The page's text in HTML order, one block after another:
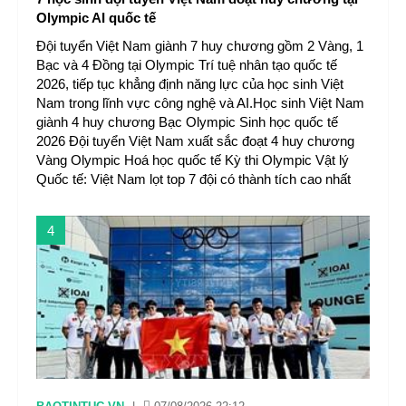
Olympic AI quốc tế
Đội tuyển Việt Nam giành 7 huy chương gồm 2 Vàng, 1
Bạc và 4 Đồng tại Olympic Trí tuệ nhân tạo quốc tế
2026, tiếp tục khẳng định năng lực của học sinh Việt
Nam trong lĩnh vực công nghệ và AI.Học sinh Việt Nam
giành 4 huy chương Bạc Olympic Sinh học quốc tế
2026 Đội tuyển Việt Nam xuất sắc đoạt 4 huy chương
Vàng Olympic Hoá học quốc tế Kỳ thi Olympic Vật lý
Quốc tế: Việt Nam lọt top 7 đội có thành tích cao nhất
4